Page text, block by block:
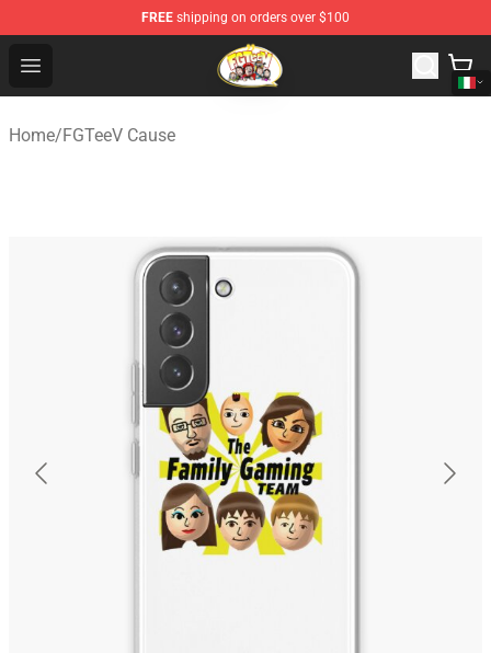
FREE shipping on orders over $100
Open menu
FGTeeV Store - Official FGTeeV Merchandise Shop
Home/FGTeeV Cause